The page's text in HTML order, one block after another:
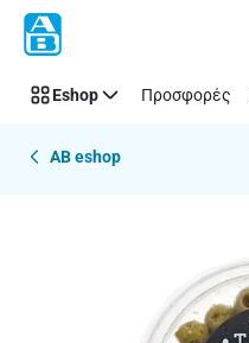
Παράλειψη
Eshop Προσφορές
AB eshop